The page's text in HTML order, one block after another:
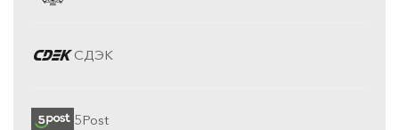
СДЭК
5Post